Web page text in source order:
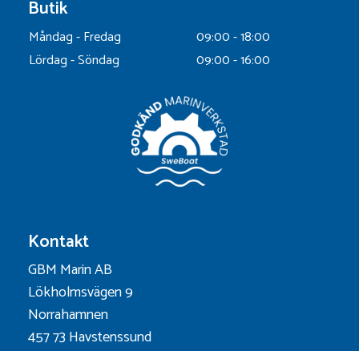
Butik
Måndag - Fredag
09:00 - 18:00
Lördag - Söndag
09:00 - 16:00
Kontakt
GBM Marin AB
Lökholmsvägen 9
Norrahamnen
457 73 Havstenssund